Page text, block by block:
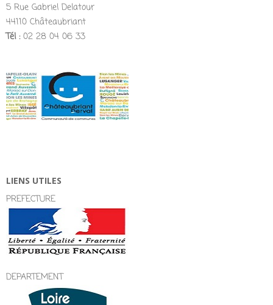
5 Rue Gabriel Delatour
44110 Châteaubriant
Tél :02 28 04 06 33
LIENS UTILES
PREFECTURE
DEPARTEMENT